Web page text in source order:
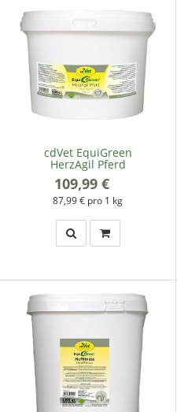
cdVet EquiGreen
HerzAgil Pferd
109,99 €
87,99 € pro 1 kg